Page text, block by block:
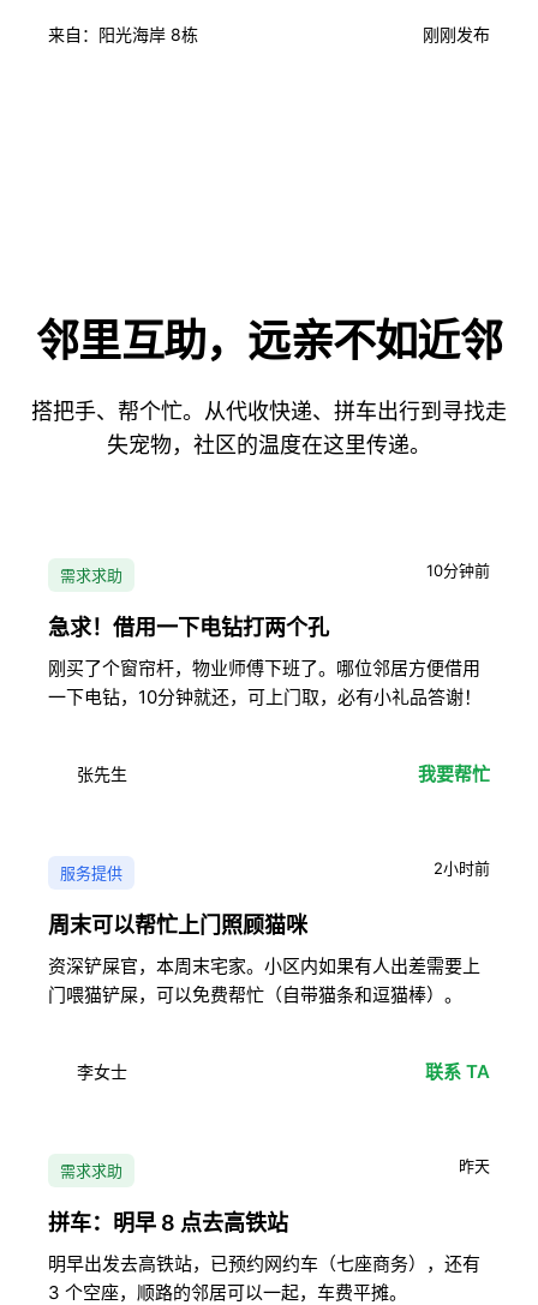
来自：阳光海岸 8栋 刚刚发布
邻里互助，远亲不如近邻
搭把手、帮个忙。从代收快递、拼车出行到寻找走
失宠物，社区的温度在这里传递。
需求求助 10分钟前
急求！借用一下电钻打两个孔
刚买了个窗帘杆，物业师傅下班了。哪位邻居方便借用
一下电钻，10分钟就还，可上门取，必有小礼品答谢！
张先生 我要帮忙
服务提供 2小时前
周末可以帮忙上门照顾猫咪
资深铲屎官，本周末宅家。小区内如果有人出差需要上
门喂猫铲屎，可以免费帮忙（自带猫条和逗猫棒）。
李女士 联系 TA
需求求助 昨天
拼车：明早 8 点去高铁站
明早出发去高铁站，已预约网约车（七座商务），还有
3 个空座，顺路的邻居可以一起，车费平摊。